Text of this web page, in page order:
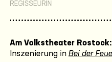
REGISSEURIN
Am Volkstheater Rostock:
Inszenierung in Bei der